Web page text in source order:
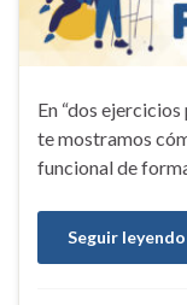
En “dos
te mostramos
funcional de
Seguir leyendo